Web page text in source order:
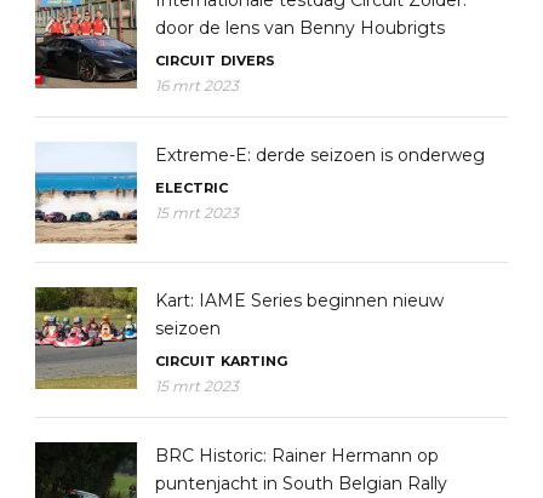
door de lens van Benny Houbrigts
CIRCUIT DIVERS
16 mrt 2023
Extreme-E: derde seizoen is onderweg
ELECTRIC
15 mrt 2023
Kart: IAME Series beginnen nieuw
seizoen
CIRCUIT KARTING
15 mrt 2023
BRC Historic: Rainer Hermann op
puntenjacht in South Belgian Rally